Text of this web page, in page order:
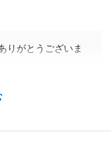
りがとうございま
に近い不動産をご紹
。
ございましたら全力